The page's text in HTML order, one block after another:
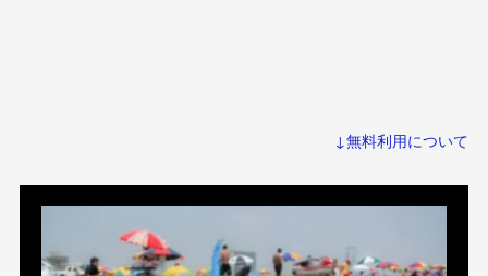
↓無料利用について